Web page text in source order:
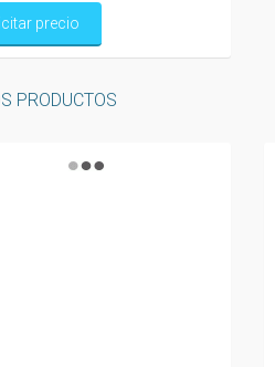
precio
PRODUCTOS